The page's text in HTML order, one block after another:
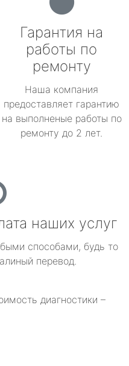
Гарантия на
работы по
ремонту
Наша компания
предоставляет гарантию
на выполненые работы по
ремонту до 2 лет.
наших услуг
способами, будь то
перевод.
диагностики –